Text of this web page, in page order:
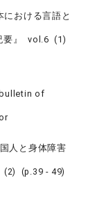
における言語と
要』 vol.6 (1)
of
人と身体障害
(2) (p.39 - 49)